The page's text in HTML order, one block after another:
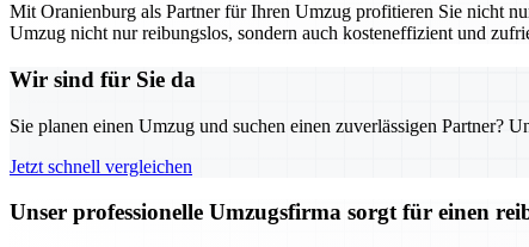
Mit Oranienburg als Partner für Ihren Umzug profitieren Sie nicht
Umzug nicht nur reibungslos, sondern auch kosteneffizient und
Wir sind für Sie da
Sie planen einen Umzug und suchen einen zuverlässigen Partner?
Jetzt schnell vergleichen
Unser professionelle Umzugsfirma sorgt für einen